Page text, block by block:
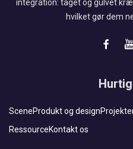
integration: taget og gulvet
hvilket gør dem
SceneProdukt og design
RessourceKontakt os